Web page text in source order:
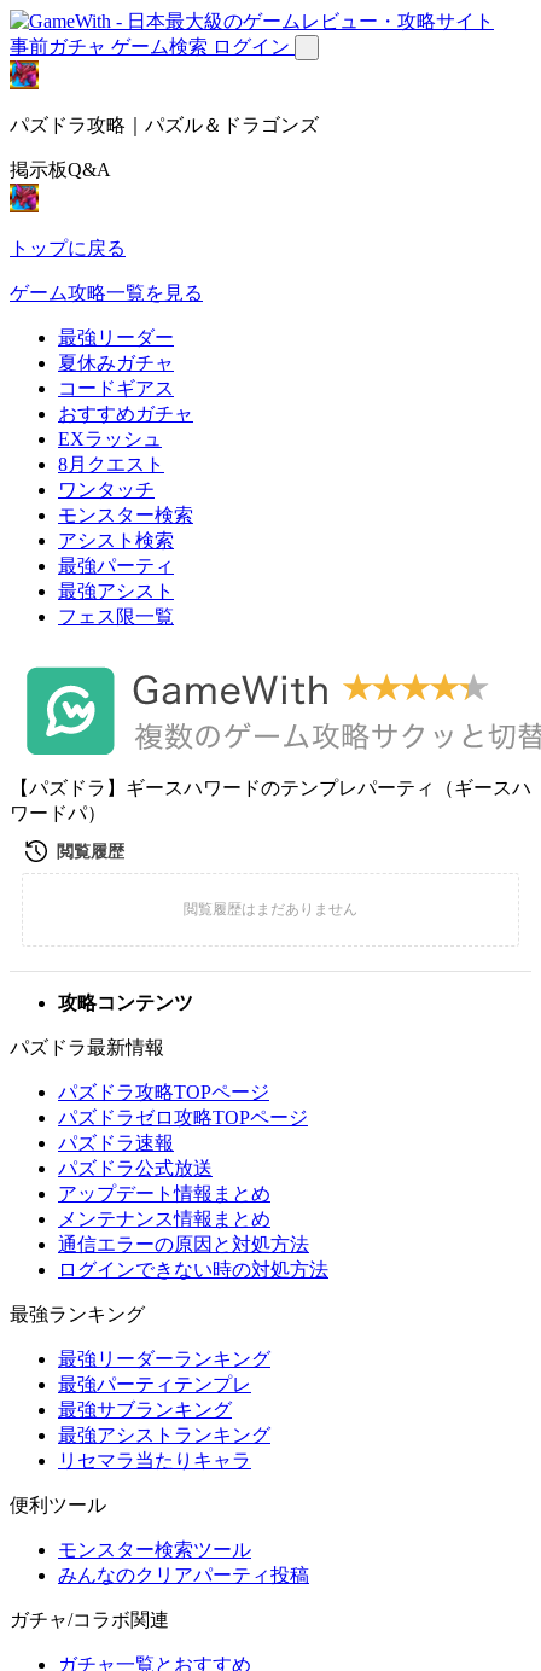
事前ガチャ ゲーム検索 ログイン
パズドラ攻略｜パズル＆ドラゴンズ
掲示板Q&A
トップに戻る
ゲーム攻略一覧を見る
最強リーダー
夏休みガチャ
コードギアス
おすすめガチャ
EXラッシュ
8月クエスト
ワンタッチ
モンスター検索
アシスト検索
最強パーティ
最強アシスト
フェス限一覧
【パズドラ】ギースハワードのテンプレパーティ（ギースハ
ワードパ）
攻略コンテンツ
パズドラ最新情報
パズドラ攻略TOPページ
パズドラゼロ攻略TOPページ
パズドラ速報
パズドラ公式放送
アップデート情報まとめ
メンテナンス情報まとめ
通信エラーの原因と対処方法
ログインできない時の対処方法
最強ランキング
最強リーダーランキング
最強パーティテンプレ
最強サブランキング
最強アシストランキング
リセマラ当たりキャラ
便利ツール
モンスター検索ツール
みんなのクリアパーティ投稿
ガチャ/コラボ関連
ガチャ一覧とおすすめ